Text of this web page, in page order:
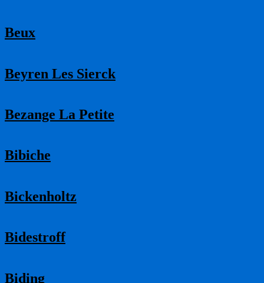
Beux
Beyren Les Sierck
Bezange La Petite
Bibiche
Bickenholtz
Bidestroff
Biding